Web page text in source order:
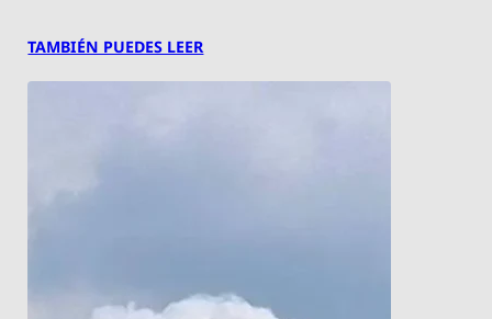
TAMBIÉN PUEDES LEER